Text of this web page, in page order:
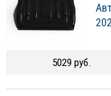
5029 руб.